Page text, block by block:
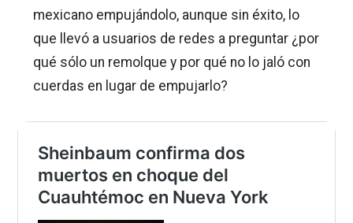
mexicano empujándolo, aunque sin éxito, lo
que llevó a usuarios de redes a preguntar ¿por
qué sólo un remolque y por qué no lo jaló con
cuerdas en lugar de empujarlo?